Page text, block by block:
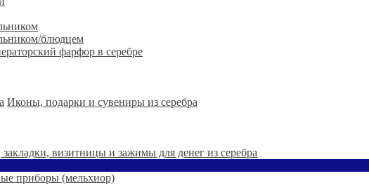
блюдцем
фарфор в серебре
Иконы, подарки и сувениры из серебра
визитницы и зажимы для денег из серебра
приборы (мельхиор)